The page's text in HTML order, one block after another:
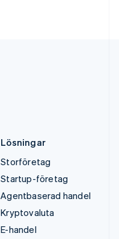
Lösningar
Storföretag
Startup-företag
Agentbaserad handel
Kryptovaluta
E-handel